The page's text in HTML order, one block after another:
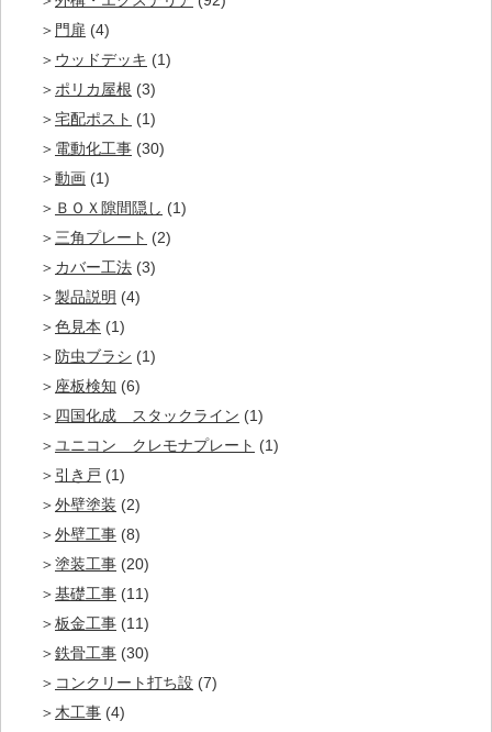
門扉 (4)
ウッドデッキ (1)
ポリカ屋根 (3)
宅配ポスト (1)
電動化工事 (30)
動画 (1)
ＢＯＸ隙間隠し (1)
三角プレート (2)
カバー工法 (3)
製品説明 (4)
色見本 (1)
防虫ブラシ (1)
座板検知 (6)
四国化成 スタックライン (1)
ユニコン クレモナプレート (1)
引き戸 (1)
外壁塗装 (2)
外壁工事 (8)
塗装工事 (20)
基礎工事 (11)
板金工事 (11)
鉄骨工事 (30)
コンクリート打ち設 (7)
木工事 (4)